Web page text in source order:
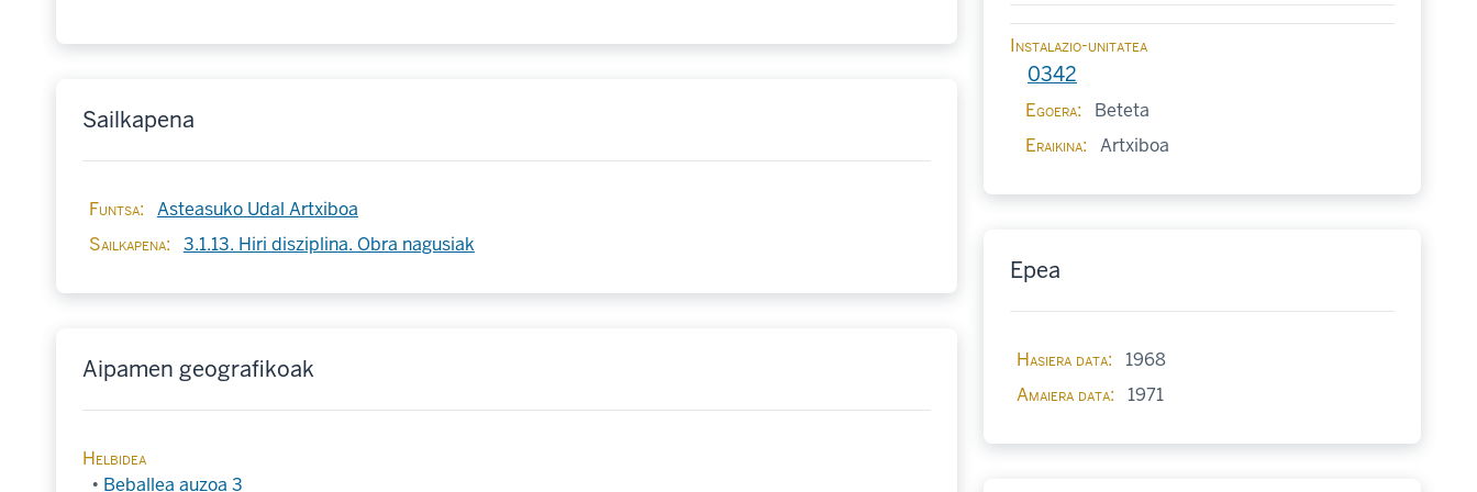
Sailkapena
Funtsa
Asteasuko Udal Artxiboa
Sailkapena
3.1.13. Hiri disziplina. Obra nagusiak
Aipamen geografikoak
Helbidea
Beballea auzoa 3
Instalazio-unitatea
0342
Egoera
Beteta
Eraikina
Artxiboa
Epea
Hasiera data
1968
Amaiera data
1971